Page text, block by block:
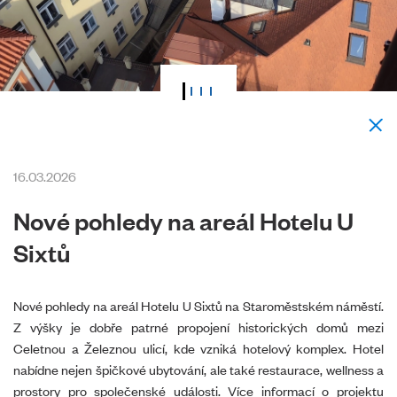
16.03.2026
Nové pohledy na areál Hotelu U
Sixtů
Nové pohledy na areál Hotelu U Sixtů na Staroměstském náměstí.
Z výšky je dobře patrné propojení historických domů mezi
Celetnou a Železnou ulicí, kde vzniká hotelový komplex. Hotel
nabídne nejen špičkové ubytování, ale také restaurace, wellness a
prostory pro společenské události. Více informací o projektu